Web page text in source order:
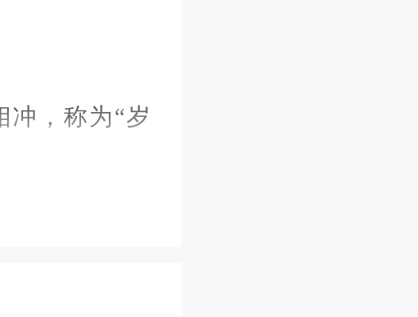
，称为“岁
，叫作“月
被称为“四